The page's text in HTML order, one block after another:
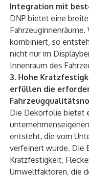
Integration mit
DNP bietet eine
kombiniert, so
nicht nur im
Innenraum des
3. Hohe
erfüllen die
Die Dekorfolie bietet
entsteht, die vom
verfeinert wurde. Die
Kratzfestigkeit,
Umweltfaktoren, die